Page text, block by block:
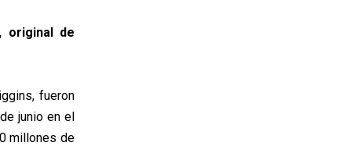
original de
fueron
junio en el
millones de